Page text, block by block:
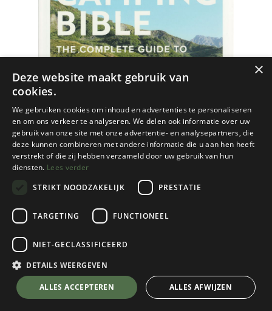
Cordee
The Camping Bible
€ 24,95
Op Voorraad
💬 Stel je vraag over dit product via WhatsApp
×
Deze website maakt gebruik van
cookies.
We gebruiken cookies om inhoud en advertenties te personaliseren
en om ons verkeer te analyseren. We delen ook informatie over uw
gebruik van onze site met onze advertentie- en analysepartners, die
deze kunnen combineren met andere informatie die u aan hen heeft
verstrekt of die zij hebben verzameld door uw gebruik van hun
diensten. Lees verder
STRIKT NOODZAKELIJK
PRESTATIE
TARGETING FUNCTIONEEL
NIET-GECLASSIFICEERD
DETAILS WEERGEVEN
ALLES ACCEPTEREN ALLES AFWIJZEN